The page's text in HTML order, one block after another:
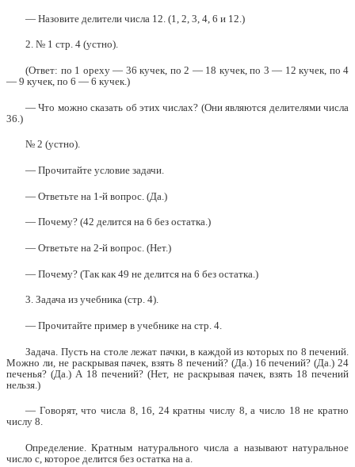
— Назовите делители числа 12. (1, 2, 3, 4, 6 и 12.)
2. № 1 стр. 4 (устно).
(Ответ: по 1 ореху — 36 кучек, по 2 — 18 кучек, по 3 — 12 кучек, по 4
— 9 кучек, по 6 — 6 кучек.)
— Что можно сказать об этих числах? (Они являются делителями числа
36.)
№ 2 (устно).
— Прочитайте условие задачи.
— Ответьте на 1-й вопрос. (Да.)
— Почему? (42 делится на 6 без остатка.)
— Ответьте на 2-й вопрос. (Нет.)
— Почему? (Так как 49 не делится на 6 без остатка.)
3. Задача из учебника (стр. 4).
— Прочитайте пример в учебнике на стр. 4.
Задача. Пусть на столе лежат пачки, в каждой из которых по 8 печений.
Можно ли, не раскрывая пачек, взять 8 печений? (Да.) 16 печений? (Да.) 24
печенья? (Да.) А 18 печений? (Нет, не раскрывая пачек, взять 18 печений
нельзя.)
— Говорят, что числа 8, 16, 24 кратны числу 8, а число 18 не кратно
числу 8.
Определение. Кратным натурального числа а называют натуральное
число с, которое делится без остатка на а.